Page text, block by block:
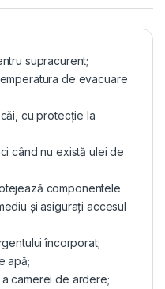
supracurent;
de evacuare
cu protecție la
când nu există ulei de
componentele
și asigurați accesul
încorporat;
apă;
camerei de ardere;